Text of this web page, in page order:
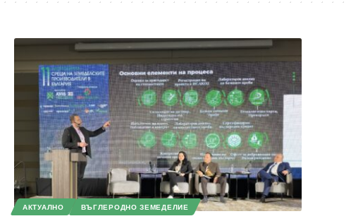
АКТУАЛНО ВЪГЛЕРОДНО ЗЕМЕДЕЛИЕ